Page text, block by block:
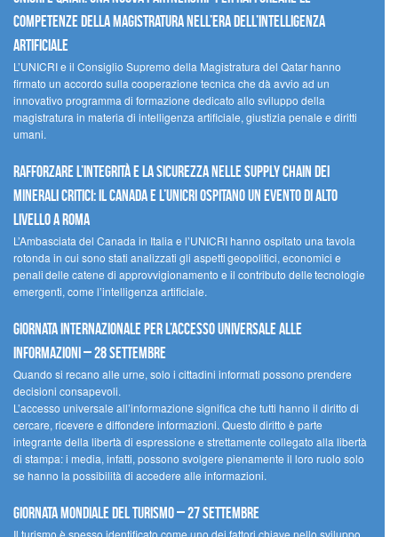
competenze della magistratura nell’era dell’intelligenza
artificiale
L’UNICRI e il Consiglio Supremo della Magistratura del Qatar hanno
firmato un accordo sulla cooperazione tecnica che dà avvio ad un
innovativo programma di formazione dedicato allo sviluppo della
magistratura in materia di intelligenza artificiale, giustizia penale e diritti
umani.
Rafforzare l’integrità e la sicurezza nelle supply chain dei
minerali critici: il Canada e l’UNICRI ospitano un evento di alto
livello a Roma
L’Ambasciata del Canada in Italia e l’UNICRI hanno ospitato una tavola
rotonda in cui sono stati analizzati gli aspetti geopolitici, economici e
penali delle catene di approvvigionamento e il contributo delle tecnologie
emergenti, come l’intelligenza artificiale.
Giornata internazionale per l’accesso universale alle
informazioni – 28 settembre
Quando si recano alle urne, solo i cittadini informati possono prendere
decisioni consapevoli.
L’accesso universale all’informazione significa che tutti hanno il diritto di
cercare, ricevere e diffondere informazioni. Questo diritto è parte
integrante della libertà di espressione e strettamente collegato alla libertà
di stampa: i media, infatti, possono svolgere pienamente il loro ruolo solo
se hanno la possibilità di accedere alle informazioni.
Giornata mondiale del turismo – 27 settembre
Il turismo è spesso identificato come uno dei fattori chiave nello sviluppo